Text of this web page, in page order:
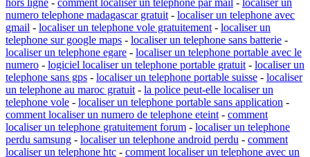
numero telephone madagascar gratuit - localiser un telephone avec
gmail - localiser un telephone vole gratuitement - localiser un
telephone sur google maps - localiser un telephone sans batterie -
localiser un telephone egare - localiser un telephone portable avec le
numero - logiciel localiser un telephone portable gratuit - localiser un
telephone sans gps - localiser un telephone portable suisse - localiser
un telephone au maroc gratuit - la police peut-elle localiser un
telephone vole - localiser un telephone portable sans application -
comment localiser un numero de telephone eteint - comment
localiser un telephone gratuitement forum - localiser un telephone
perdu samsung - localiser un telephone android perdu - comment
localiser un telephone htc - comment localiser un telephone avec un